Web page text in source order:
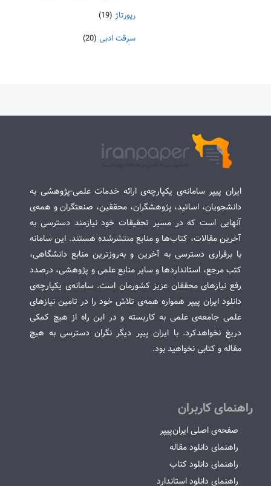
رپورتاژ (19)
سرقت ادبی (20)
ایران پیپر سامانه‌ی یکپارچه‌ی ارائه خدمات علمی-پژوهشی به
دانشجویان، اساتید، پژوهشگران، محققین، صنعتگران و همه‌ی
آنهایی است که در مسیر تحقیقات خود نیازمند دسترسی به
آخرین مقالات، کتاب‌ها و منابع منتشرشده هستند. این سامانه
با برقراری دسترسی به آخرین و به‌روزترین منابع دانشگاهی،
کتب مرجع، استانداردها و سایر منابع علمی و پژوهشی، درصدد
رفع نیازهای محققان عزیز کشورمان است. سامانه‌ی یکپارچه‌ی
دانلود ایران پیپر همواره همه‌ی تلاش خود را در تامین نیازهای
علمی جامعه‌ی علمی به کاربسته و در این راه از هیچ کمکی
دریغ نخواهدکرد. با ایران پیپر دیگر نگران دسترسی به هیچ
مقاله و کتابی نخواهید بود.
راهنمای کاربران
صفحه‌ی اصلی ایران‌پیپر
راهنمای دانلود مقاله
راهنمای دانلود کتاب
راهنمای دانلود استاندارد